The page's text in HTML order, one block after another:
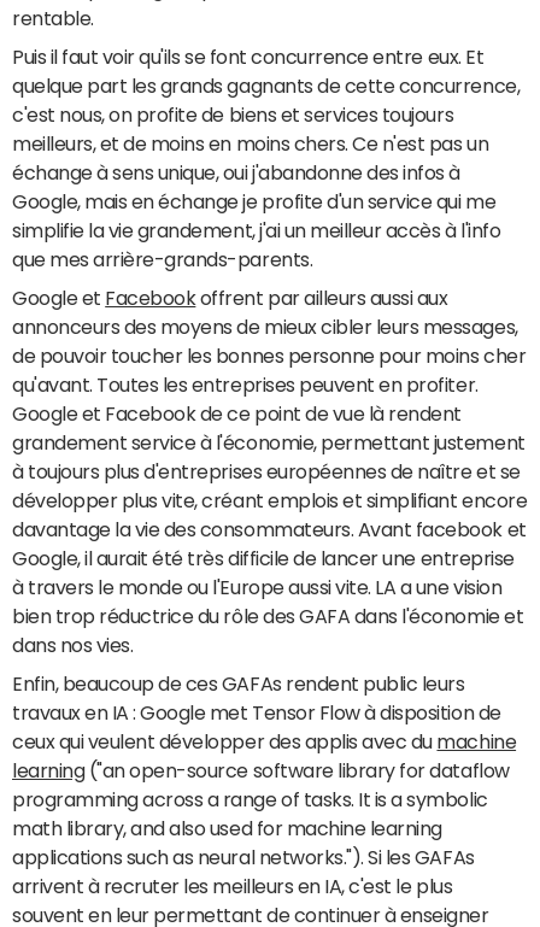
rentable.
Puis il faut voir qu'ils se font concurrence entre eux. Et
quelque part les grands gagnants de cette concurrence,
c'est nous, on profite de biens et services toujours
meilleurs, et de moins en moins chers. Ce n'est pas un
échange à sens unique, oui j'abandonne des infos à
Google, mais en échange je profite d'un service qui me
simplifie la vie grandement, j'ai un meilleur accès à l'info
que mes arrière-grands-parents.
Google et Facebookoffrent par ailleurs aussi aux
annonceurs des moyens de mieux cibler leurs messages,
de pouvoir toucher les bonnes personne pour moins cher
qu'avant. Toutes les entreprises peuvent en profiter.
Google et Facebook de ce point de vue là rendent
grandement service à l'économie, permettant justement
à toujours plus d'entreprises européennes de naître et se
développer plus vite, créant emplois et simplifiant encore
davantage la vie des consommateurs. Avant facebook et
Google, il aurait été très difficile de lancer une entreprise
à travers le monde ou l'Europe aussi vite. LA a une vision
bien trop réductrice du rôle des GAFA dans l'économie et
dans nos vies.
Enfin, beaucoup de ces GAFAs rendent public leurs
travaux en IA : Google met Tensor Flow à disposition de
ceux qui veulent développer des applis avec du machine
learning("an open-source software library for dataflow
programming across a range of tasks. It is a symbolic
math library, and also used for machine learning
applications such as neural networks."). Si les GAFAs
arrivent à recruter les meilleurs en IA, c'est le plus
souvent en leur permettant de continuer à enseigner